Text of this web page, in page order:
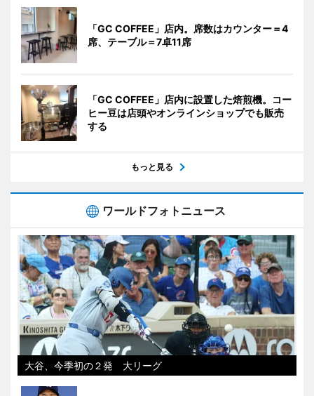
「GC COFFEE」店内。席数はカウンター＝4
席、テーブル＝7卓11席
「GC COFFEE」店内に設置した焙煎機。コー
ヒー豆は店頭やオンラインショップでも販売
する
もっと見る
ワールドフォトニュース
大谷、今季初の２発 大リーグ